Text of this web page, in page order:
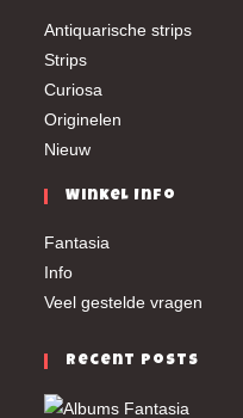
Antiquarische strips
Strips
Curiosa
Originelen
Nieuw
Winkel Info
Fantasia
Info
Veel gestelde vragen
Recent Posts